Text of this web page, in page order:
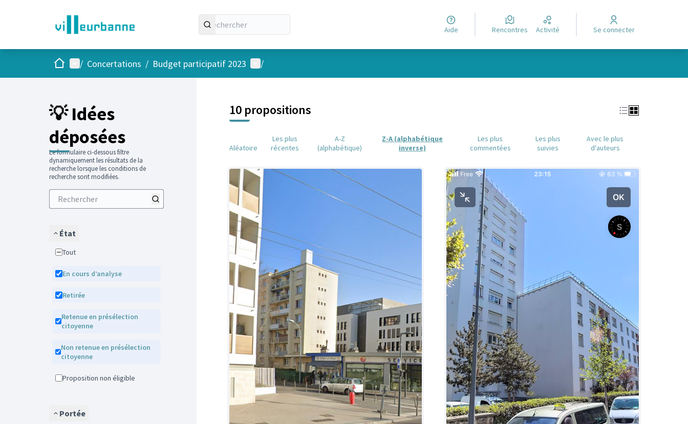
Aide Rencontres Activité Se connecter
AccueilMenu principal
/ Concertations / Budget participatif 2023 Menu utilisateur
/
💡 Idées
déposées
Le formulaire ci-dessous filtre
dynamiquement les résultats de la
recherche lorsque les conditions de
recherche sont modifiées.
État
Tout
En cours d’analyse
Retirée
Retenue en présélection
citoyenne
Non retenue en présélection
citoyenne
Proposition non éligible
Portée
10 propositions
Aléatoire
Les plus
récentes
A-Z
(alphabétique)
Z-A (alphabétique
inverse)
Les plus
commentées
Les plus
suivies
Avec le plus
d'auteurs